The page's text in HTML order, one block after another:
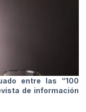
entre las “100
de información